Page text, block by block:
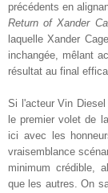
précédents en
Return of Xander
laquelle Xander
inchangée, mêlant
résultat au final
Si l'acteur Vin
le premier volet de
ici avec les
vraisemblance
minimum crédible,
que les autres. On